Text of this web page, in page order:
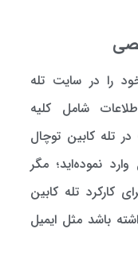
را در سایت تله
شامل کلیه
تله کابین توچال
نموده‌اید؛ مگر
کارکرد تله کابین
باشد مثل ایمیل